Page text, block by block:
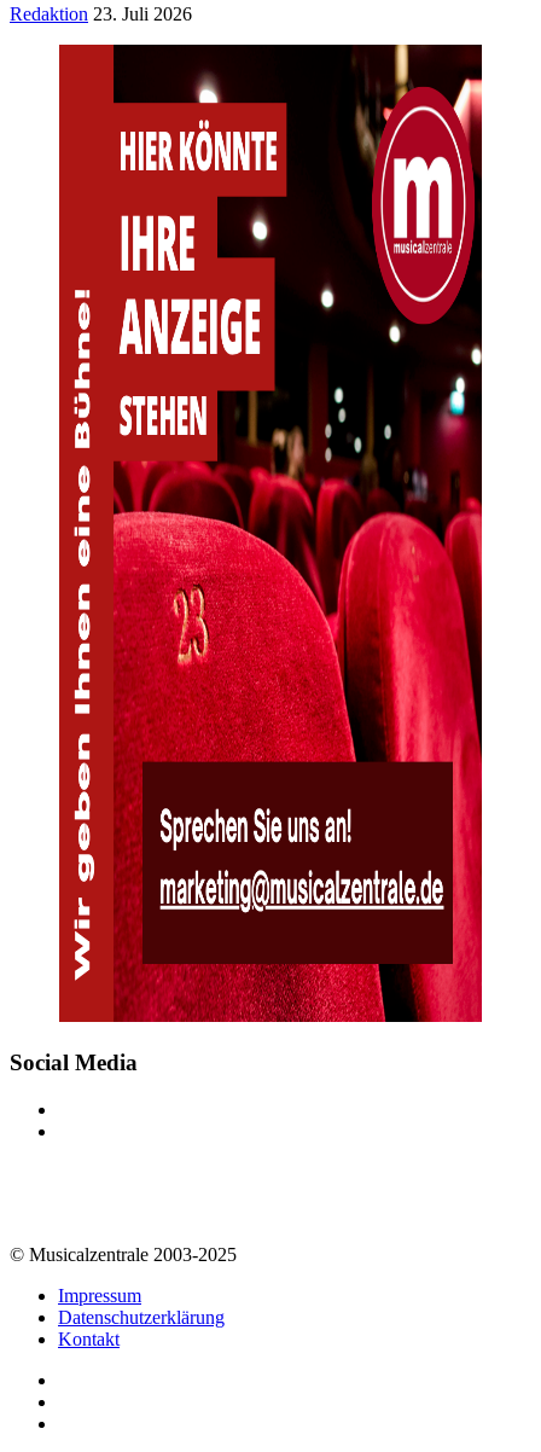
Redaktion 23. Juli 2026
Social Media
© Musicalzentrale 2003-2025
Impressum
Datenschutzerklärung
Kontakt